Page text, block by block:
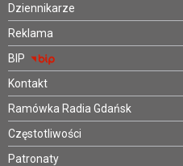
Dziennikarze
Reklama
BIP
Kontakt
Ramówka Radia Gdańsk
Częstotliwości
Patronaty